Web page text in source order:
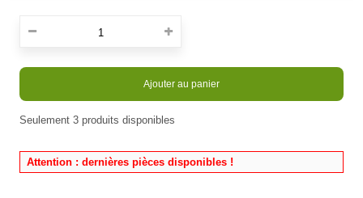
Ajouter au panier
Seulement 3 produits disponibles
Attention : dernières pièces disponibles !